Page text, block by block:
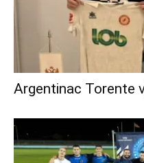
Argentinac Torente